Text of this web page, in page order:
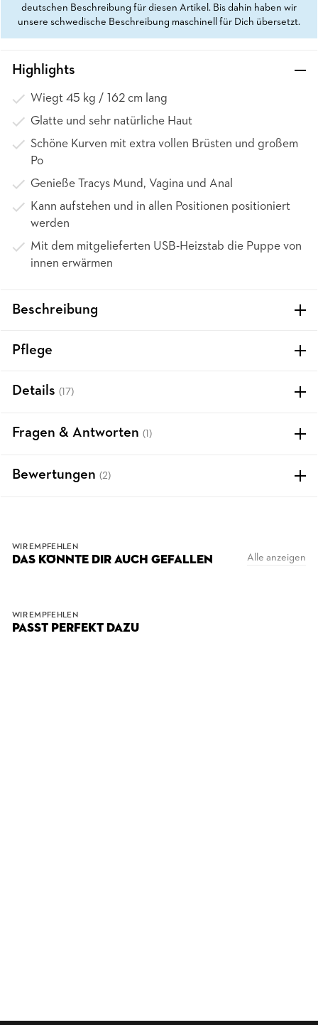
deutschen Beschreibung für diesen Artikel. Bis dahin haben wir
unsere schwedische Beschreibung maschinell für Dich übersetzt.
Highlights
Wiegt 45 kg / 162 cm lang
Glatte und sehr natürliche Haut
Schöne Kurven mit extra vollen Brüsten und großem
Po
Genieße Tracys Mund, Vagina und Anal
Kann aufstehen und in allen Positionen positioniert
werden
Mit dem mitgelieferten USB-Heizstab die Puppe von
innen erwärmen
Beschreibung
Pflege
Details (17)
Fragen & Antworten (1)
Bewertungen (2)
WIR EMPFEHLEN
DAS KÖNNTE DIR AUCH GEFALLEN Alle anzeigen
WIR EMPFEHLEN
PASST PERFEKT DAZU